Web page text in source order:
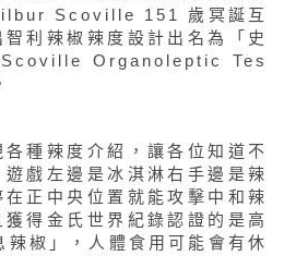
到大受歡迎的 Google Doodl
2016 年紀念美國化學家兼藥
Scoville 151 歲冥誕互
利辣椒辣度設計出名為「史
種辣度介紹，讓各位知道不
戲左邊是冰淇淋右手邊是辣
正中央位置就能攻擊中和辣